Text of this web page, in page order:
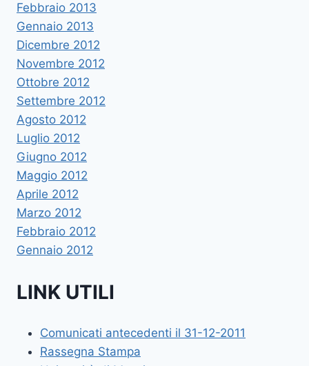
Febbraio 2013
Gennaio 2013
Dicembre 2012
Novembre 2012
Ottobre 2012
Settembre 2012
Agosto 2012
Luglio 2012
Giugno 2012
Maggio 2012
Aprile 2012
Marzo 2012
Febbraio 2012
Gennaio 2012
LINK UTILI
Comunicati antecedenti il 31-12-2011
Rassegna Stampa